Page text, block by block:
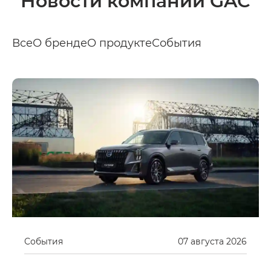
ВсеО брендеО продуктеСобытия
07 августа 2026
События